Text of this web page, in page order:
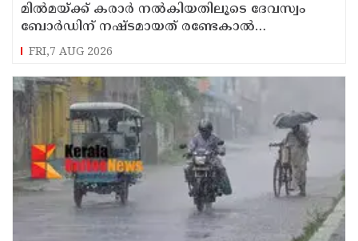
മില്‍മയ്ക്ക് കരാര്‍ നല്‍കിയതിലൂടെ ദേവസ്വം
ബോര്‍ഡിന് നഷ്ടമായത് രണ്ടേകാല്‍
കോടിയിലധികം രൂപ
FRI,7 AUG 2026